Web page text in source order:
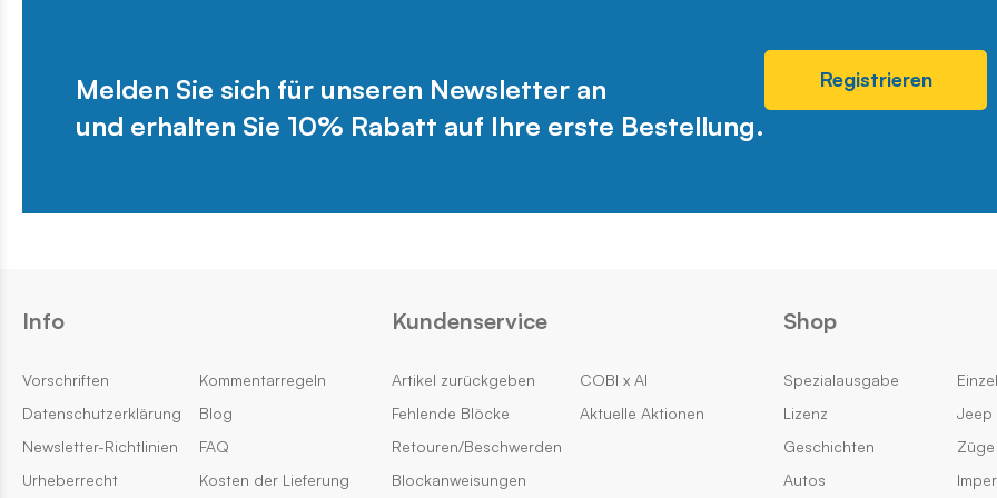
Melden Sie sich für unseren Newsletter an
und erhalten Sie 10% Rabatt auf Ihre erste Bestellung.
Registrieren
Info
Vorschriften
Datenschutzerklärung
Newsletter-Richtlinien
Urheberrecht
Kommentarregeln
Blog
FAQ
Kosten der Lieferung
Kundenservice
Artikel zurückgeben
Fehlende Blöcke
Retouren/Beschwerden
Blockanweisungen
COBI x AI
Aktuelle Aktionen
Shop
Spezialausgabe
Lizenz
Geschichten
Autos
Jeep
Züge